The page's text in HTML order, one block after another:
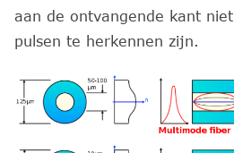
aan de ontvangende kant
pulsen te herkennen zijn.